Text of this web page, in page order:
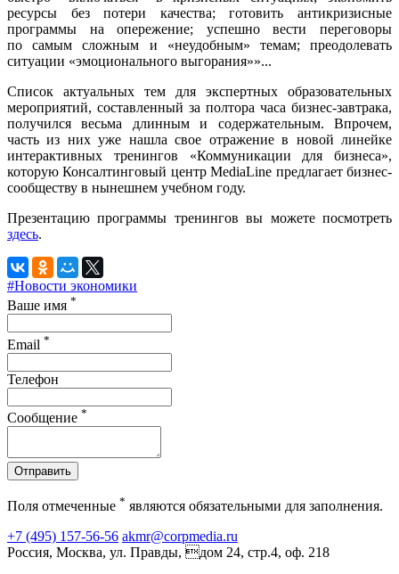
ресурсы без потери качества; готовить антикризисные
программы на опережение; успешно вести переговоры
по самым сложным и «неудобным» темам; преодолевать
ситуации «эмоционального выгорания»»...
Список актуальных тем для экспертных образовательных
мероприятий, составленный за полтора часа бизнес-завтрака,
получился весьма длинным и содержательным. Впрочем,
часть из них уже нашла свое отражение в новой линейке
интерактивных тренингов «Коммуникации для бизнеса»,
которую Консалтинговый центр MediaLine предлагает бизнес-
сообществу в нынешнем учебном году.
Презентацию программы тренингов вы можете посмотреть
здесь.
#Новости экономики
Ваше имя *
Email *
Телефон
Сообщение *
Отправить
Поля отмеченные * являются обязательными для заполнения.
+7 (495) 157-56-56 akmr@corpmedia.ru
Россия, Москва, ул. Правды, дом 24, стр.4, оф. 218